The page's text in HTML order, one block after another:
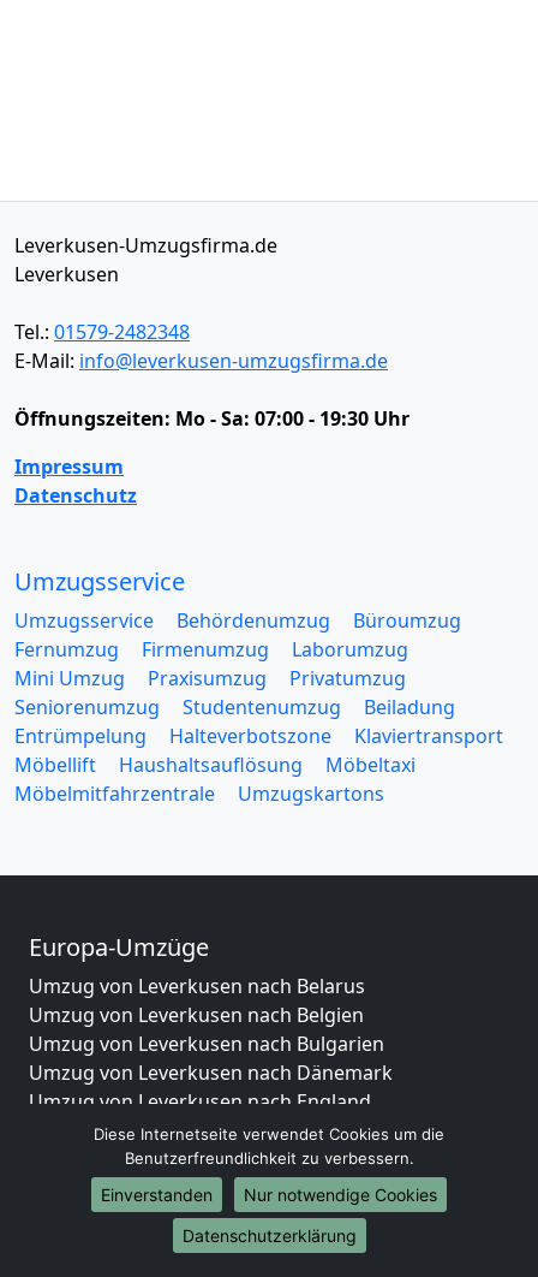
Leverkusen-Umzugsfirma.de
Leverkusen
Tel.: 01579-2482348
E-Mail: info@leverkusen-umzugsfirma.de
Öffnungszeiten: Mo - Sa: 07:00 - 19:30 Uhr
Impressum
Datenschutz
Umzugsservice
Umzugsservice Behördenumzug
Büroumzug
Fernumzug
Firmenumzug
Laborumzug
Mini Umzug
Praxisumzug
Privatumzug
Seniorenumzug
Studentenumzug
Beiladung
Entrümpelung
Halteverbotszone
Klaviertransport
Möbellift
Haushaltsauflösung
Möbeltaxi
Möbelmitfahrzentrale
Umzugskartons
Europa-Umzüge
Umzug von Leverkusen nach Belarus
Umzug von Leverkusen nach Belgien
Umzug von Leverkusen nach Bulgarien
Umzug von Leverkusen nach Dänemark
Umzug von Leverkusen nach England
Umzug von Leverkusen nach Portugal
Umzug von Leverkusen nach Bosnien
und Herzegowina
Umzug von Leverkusen nach Irland
Umzug von Leverkusen nach Lettland
Diese Internetseite verwendet Cookies um die
Benutzerfreundlichkeit zu verbessern.
Einverstanden
Nur notwendige Cookies
Datenschutzerklärung